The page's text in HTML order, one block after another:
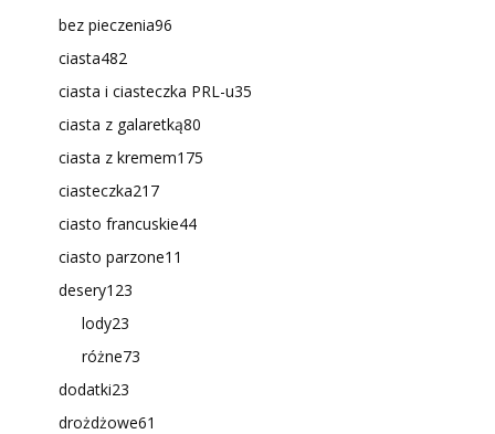
bez pieczenia96
ciasta482
ciasta i ciasteczka PRL-u35
ciasta z galaretką80
ciasta z kremem175
ciasteczka217
ciasto francuskie44
ciasto parzone11
desery123
lody23
różne73
dodatki23
drożdżowe61